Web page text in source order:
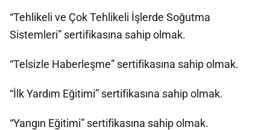
“Tehlikeli ve Çok Tehlikeli İşlerde Soğutma
Sistemleri” sertifikasına sahip olmak.
“Telsizle Haberleşme” sertifikasına sahip olmak.
“İlk Yardım Eğitimi” sertifikasına sahip olmak.
“Yangın Eğitimi” sertifikasına sahip olmak.